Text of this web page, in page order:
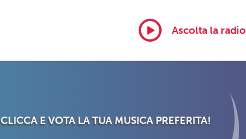
Ascolta la radio
CLICCA E VOTA LA TUA MUSICA PREFERITA!